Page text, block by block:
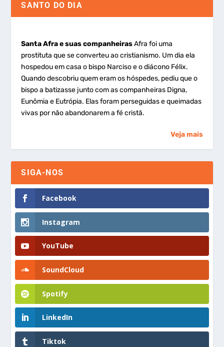
SANTO DO DIA
Santa Afra e suas companheirasAfra foi uma
prostituta que se converteu ao cristianismo. Um dia ela
hospedou em casa o bispo Narciso e o diácono Félix.
Quando descobriu quem eram os hóspedes, pediu que o
bispo a batizasse junto com as companheiras Digna,
Eunômia e Eutrópia. Elas foram perseguidas e queimadas
vivas por não abandonarem a fé cristã.
Veja mais
SIGA-NOS
Facebook
Instagram
YouTube
SoundCloud
Spotify
LinkedIn
Tiktok